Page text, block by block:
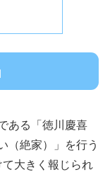
ある「徳川慶喜
（絶家）」を行う
大きく報じられ